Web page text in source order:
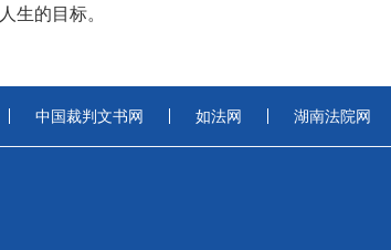
生的目标。
中国裁判文书网 如法网 湖南法院网